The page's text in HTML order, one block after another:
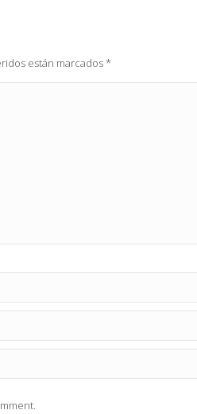
están marcados*